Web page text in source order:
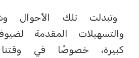
وتبدلت تلك الأحوال
والتسهيلات المقدمة
كبيرة، خصوصًا في